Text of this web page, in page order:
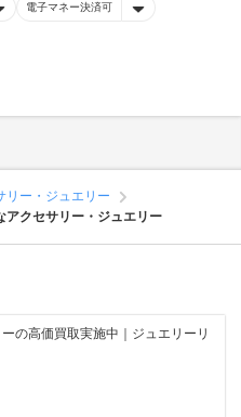
電子マネー決済可
リー・ジュエリー
アクセサリー・ジュエリー
の高価買取実施中｜ジュエリーリ